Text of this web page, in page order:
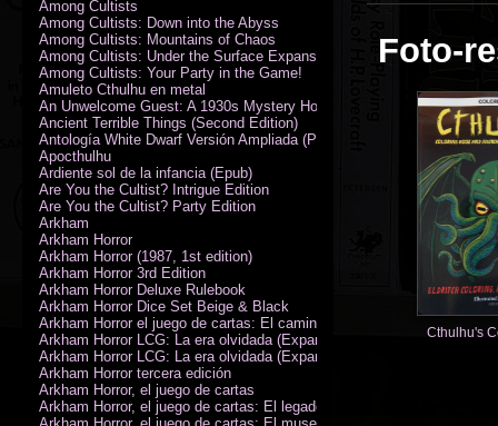
Foto-
Cthulhu's
Among Cultists
Among Cultists: Down into the Abyss
Among Cultists: Mountains of Chaos
Among Cultists: Under the Surface Expansion
Among Cultists: Your Party in the Game!
Amuleto Cthulhu en metal
An Unwelcome Guest: A 1930s Mystery Horror Adventure RPG
Ancient Terrible Things (Second Edition)
Antología White Dwarf Versión Ampliada (PDF)
Apocthulhu
Ardiente sol de la infancia (Epub)
Are You the Cultist? Intrigue Edition
Are You the Cultist? Party Edition
Arkham
Arkham Horror
Arkham Horror (1987, 1st edition)
Arkham Horror 3rd Edition
Arkham Horror Deluxe Rulebook
Arkham Horror Dice Set Beige & Black
Arkham Horror el juego de cartas: El camino a Carcosa - Exp.
Arkham Horror LCG: La era olvidada (Expansión de campaña)
Arkham Horror LCG: La era olvidada (Expansión de investigadores)
Arkham Horror tercera edición
Arkham Horror, el juego de cartas
Arkham Horror, el juego de cartas: El legado de Dunwich expansión